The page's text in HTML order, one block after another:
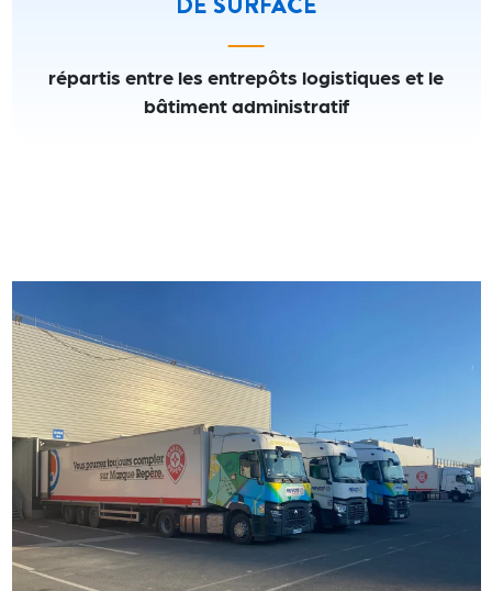
répartis entre les entrepôts logistiques et le
bâtiment administratif